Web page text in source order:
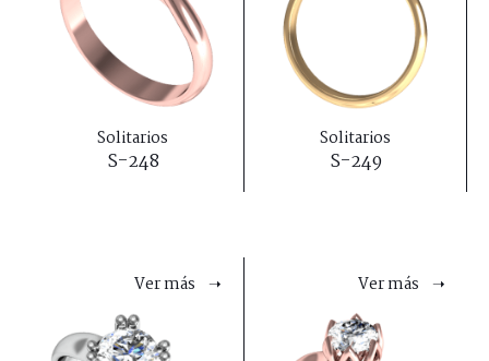
Solitarios
S-248
Solitarios
S-249
Ver más ➝ Ver más ➝